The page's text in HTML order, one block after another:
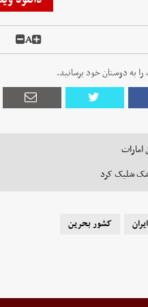
A
به دوستان خود برسانید.
شلیک کرد
ایران کشور بحرین